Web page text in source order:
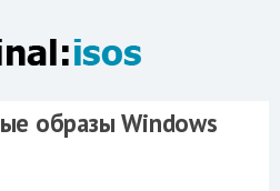
образы Windows